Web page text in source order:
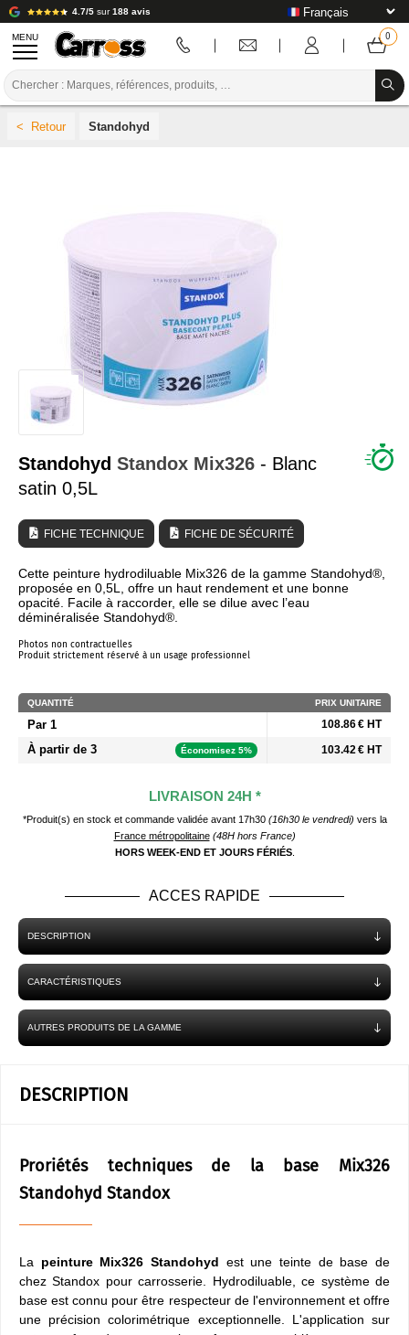
4.7/5 sur188 avis
MENU
OUTILLAGE CARROSSERIE
ÉQUIPEMENT ATELIER CARROSSERIE
INSTALLATION LABO
TUTORIEL & CONSEILS
Standohyd
Standohyd Standox Mix326 - Blanc
satin 0,5L
FICHE TECHNIQUE FICHE DE SÉCURITÉ
Cette peinture hydrodiluable Mix326 de la gamme Standohyd®,
proposée en 0,5L, offre un haut rendement et une bonne
opacité. Facile à raccorder, elle se dilue avec l’eau
déminéralisée Standohyd®.
Photos non contractuelles
Produit strictement réservé à un usage professionnel
QUANTITÉ PRIX UNITAIRE
Par 1 108.86 € HT
À partir de 3 Économisez 5% 103.42 € HT
LIVRAISON 24H *
*Produit(s) en stock et commande validée avant 17h30 (16h30 le vendredi) vers la
France métropolitaine (48H hors France)
HORS WEEK-END ET JOURS FÉRIÉS.
ACCES RAPIDE
DESCRIPTION
CARACTÉRISTIQUES
AUTRES PRODUITS DE LA GAMME
DESCRIPTION
Proriétés techniques de la base Mix326
Standohyd Standox
La peinture Mix326 Standohyd est une teinte de base de
chez Standox pour carrosserie. Hydrodiluable, ce système de
base est connu pour être respecteur de l'environnement et offre
une précision colorimétrique exceptionnelle. L'application sur